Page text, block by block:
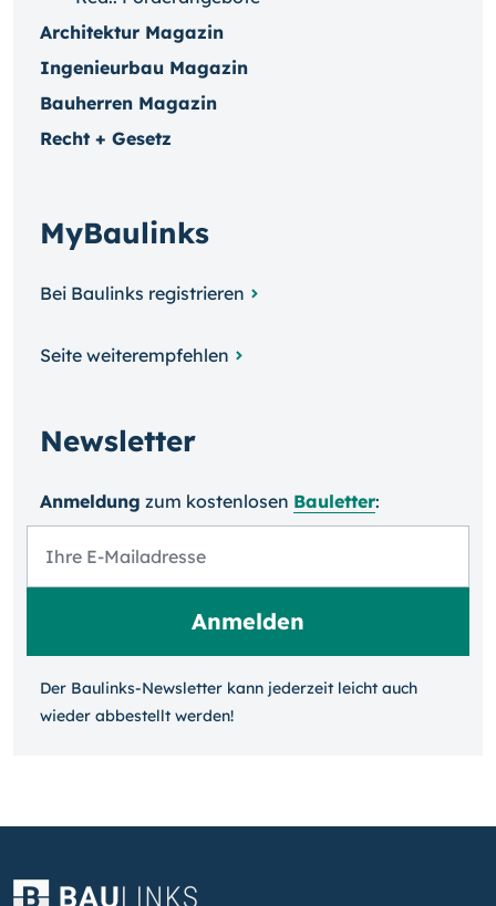
Architektur Magazin
Ingenieurbau Magazin
Bauherren Magazin
Recht + Gesetz
MyBaulinks
Bei Baulinks registrieren
Seite weiterempfehlen
Newsletter
Anmeldung zum kosten­losen Bauletter:
Der Baulinks-Newsletter kann jeder­zeit leicht auch
wieder ab­bestellt werden!